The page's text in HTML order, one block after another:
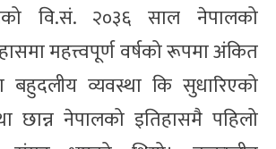
वि.सं. २०३६ साल नेपालको
महत्त्वपूर्ण वर्षको रूपमा अंकित
व्यवस्था कि सुधारिएको
छान्न नेपालको इतिहासमै पहिलो